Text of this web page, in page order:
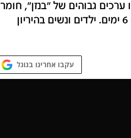
גבוהים של "בנזן", חומר
מסוכן ומסרטן, בשמורת עברונה אליה דלף הנפט לפני 6 ימים. ילדים ונשים בהיריון
עקבו אחרינו בגוגל